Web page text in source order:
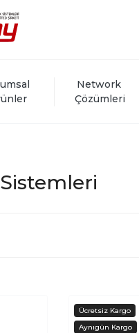
Network
Çözümleri